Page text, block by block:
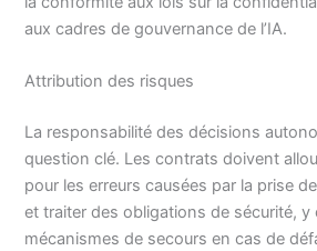
aux cadres de gouvernance de l’IA.
Attribution des risques
La responsabilité des décisions
question clé. Les contrats doivent
pour les erreurs causées par la prise
et traiter des obligations de sécurité, y
mécanismes de secours en cas de